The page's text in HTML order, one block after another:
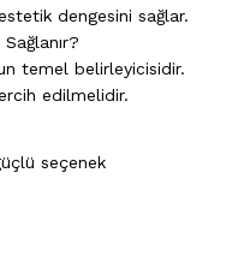
dengesini sağlar.
temel belirleyicisidir.
edilmelidir.
seçenek